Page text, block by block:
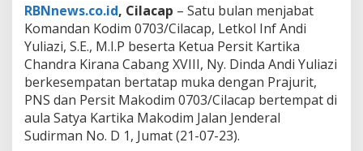
&
K
e
t
u
a
P
e
r
s
RBNnews.co.id, Cilacap – Satu bulan menjabat
Komandan Kodim 0703/Cilacap, Letkol Inf Andi
Yuliazi, S.E., M.I.P beserta Ketua Persit Kartika
Chandra Kirana Cabang XVIII, Ny. Dinda Andi Yuliazi
berkesempatan bertatap muka dengan Prajurit,
PNS dan Persit Makodim 0703/Cilacap bertempat di
aula Satya Kartika Makodim Jalan Jenderal
Sudirman No. D 1, Jumat (21-07-23).